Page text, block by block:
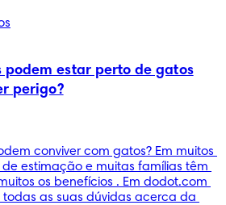
podem estar perto de gatos
perigo?
conviver com gatos? Em muitos
de estimação e muitas famílias têm
os benefícios . Em dodot.com
as suas dúvidas acerca da